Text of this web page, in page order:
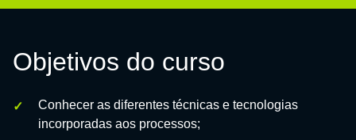
Objetivos do curso
Conhecer as diferentes técnicas e tecnologias
incorporadas aos processos;